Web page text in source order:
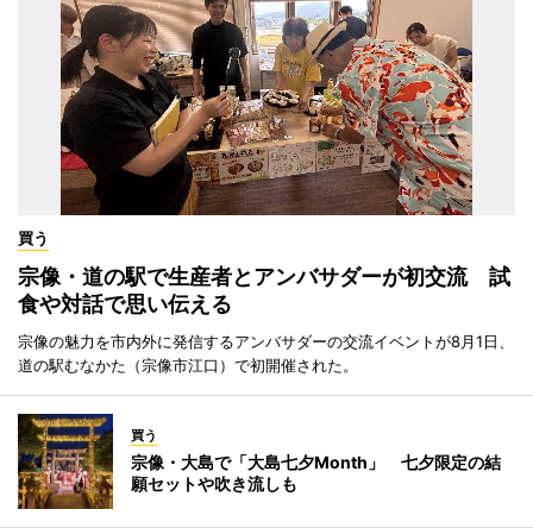
買う
宗像・道の駅で生産者とアンバサダーが初交流 試
食や対話で思い伝える
宗像の魅力を市内外に発信するアンバサダーの交流イベントが8月1日、
道の駅むなかた（宗像市江口）で初開催された。
買う
宗像・大島で「大島七夕Month」 七夕限定の結
願セットや吹き流しも